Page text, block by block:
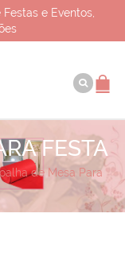
e Eventos,
FESTA
de Mesa Para